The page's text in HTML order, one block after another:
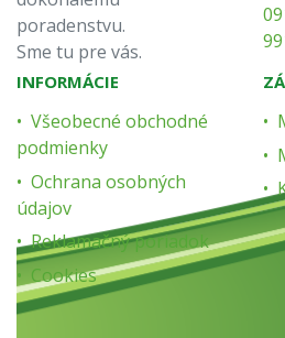
poradenstvu.
Sme tu pre vás.
INFORMÁCIE
Všeobecné obchodné
podmienky
Ochrana osobných
údajov
Reklamačný poriadok
Cookies